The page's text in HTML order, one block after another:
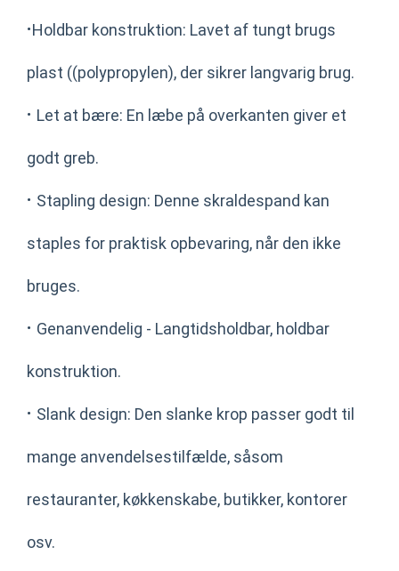
·Holdbar konstruktion: Lavet af tungt brugs
plast ((polypropylen), der sikrer langvarig brug.
· Let at bære: En læbe på overkanten giver et
godt greb.
· Stapling design: Denne skraldespand kan
staples for praktisk opbevaring, når den ikke
bruges.
· Genanvendelig - Langtidsholdbar, holdbar
konstruktion.
· Slank design: Den slanke krop passer godt til
mange anvendelsestilfælde, såsom
restauranter, køkkenskabe, butikker, kontorer
osv.